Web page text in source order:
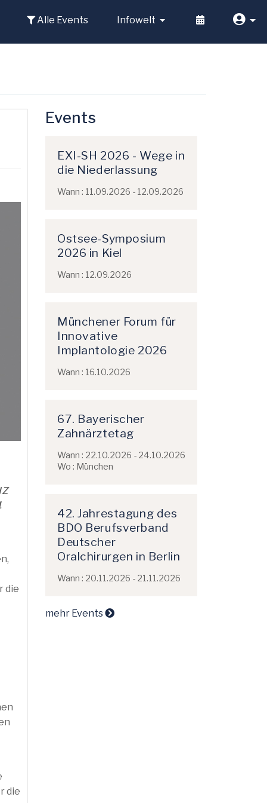
Alle Events Infowelt
die
die
Events
EXI-SH 2026 - Wege in
die Niederlassung
Wann : 11.09.2026 - 12.09.2026
Ostsee-Symposium
2026 in Kiel
Wann : 12.09.2026
Münchener Forum für
Innovative
Implantologie 2026
Wann : 16.10.2026
67. Bayerischer
Zahnärztetag
Wann : 22.10.2026 - 24.10.2026
Wo : München
42. Jahrestagung des
BDO Berufsverband
Deutscher
Oralchirurgen in Berlin
Wann : 20.11.2026 - 21.11.2026
mehr Events